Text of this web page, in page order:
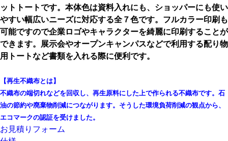
ットトートです。 本体色は資料入れにも、ショッパーにも使い
やすい幅広いニーズに対応する全７色です。 フルカラー印刷も
可能ですので企業ロゴやキャラクターを綺麗に印刷することが
できます。
展示会やオープンキャンパスなどで利用する配り物
用トートなど書類を入れる際に便利です。
【再生不織布とは】
不織布の端切れなどを回収し、再生原料にした上で作られる不織布です。 石
油の節約や廃棄物削減につながります。 そうした環境負荷削減の観点から、
エコマークの認証を受けました。
お見積りフォーム